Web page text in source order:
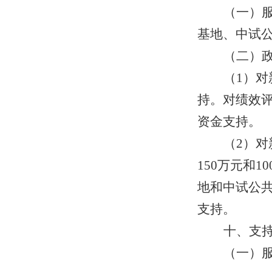
（一）
基地、中试
（二）
（1）
持。对绩效
资金支持。
（2）
150万元和
地和中试公
支持。
十、支
（一）